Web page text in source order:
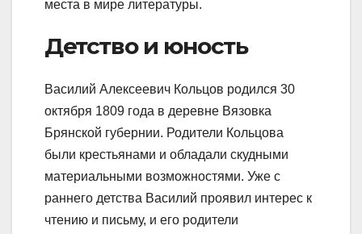
места в мире литературы.
Детство и юность
Василий Алексеевич Кольцов родился 30
октября 1809 года в деревне Вязовка
Брянской губернии. Родители Кольцова
были крестьянами и обладали скудными
материальными возможностями. Уже с
раннего детства Василий проявил интерес к
чтению и письму, и его родители